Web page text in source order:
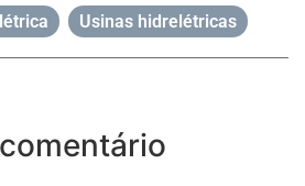
Usinas hidrelétricas